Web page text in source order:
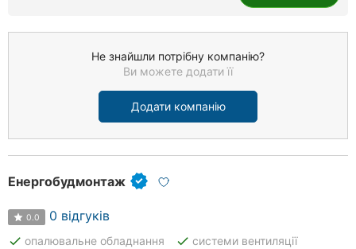
Не знайшли потрібну компанію?
Ви можете додати її
Додати компанію
Енергобудмонтаж
0.0 0 відгуків
done опалювальне обладнання done системи вентиляції